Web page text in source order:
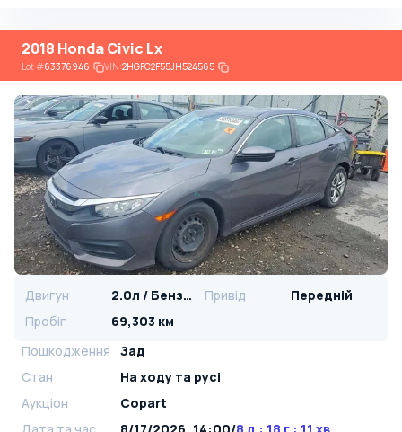
2018 Honda Civic Lx
Lot#63376946 VIN:2HGFC2F55JH524565
Двигун 2.0л / Бензин Привід
Передній
Пробіг
69,303 км
Пошкодження
Зад
Стан
На ​​ходу та русі
Аукціон
Copart